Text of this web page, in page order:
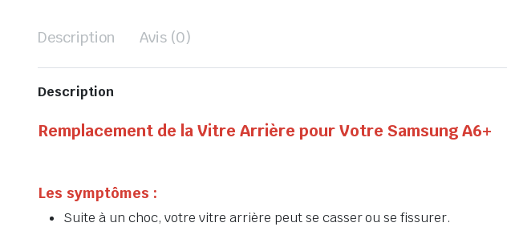
Description Avis (0)
Description
Remplacement de la Vitre Arrière pour Votre Samsung A6+
Les symptômes :
Suite à un choc, votre vitre arrière peut se casser ou se fissurer.